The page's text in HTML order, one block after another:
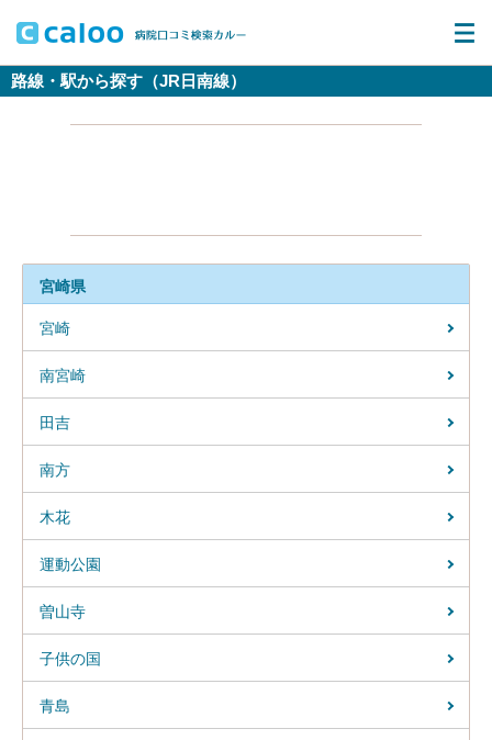
路線・駅から探す（JR日南線）
宮崎県
宮崎
南宮崎
田吉
南方
木花
運動公園
曽山寺
子供の国
青島